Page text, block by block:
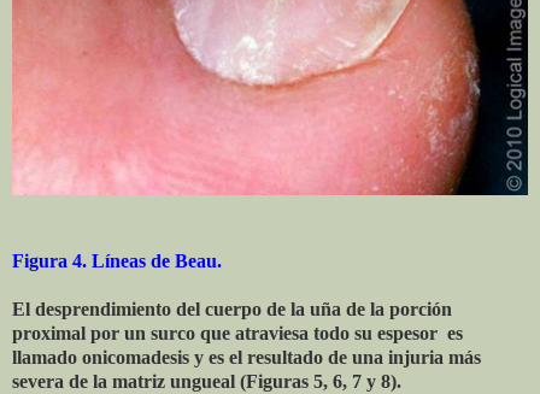
Figura 4. Líneas de Beau.
El desprendimiento del cuerpo de la uña de la porción
proximal por un surco que atraviesa todo su espesor es
llamado onicomadesis y es el resultado de una injuria más
severa de la matriz ungueal (Figuras 5, 6, 7 y 8).